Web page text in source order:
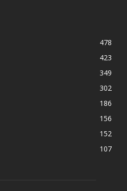
478
423
349
302
186
156
152
107